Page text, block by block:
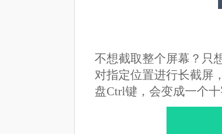
不想截取整个屏幕？只
对指定位置进行长截屏
盘Ctrl键，会变成一个